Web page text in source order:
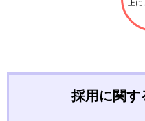
上に
採用に関す